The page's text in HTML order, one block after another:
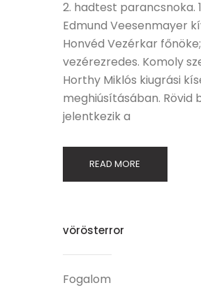
2. hadtest parancsnoka.
Edmund Veesenmayer
Honvéd Vezérkar
vezérezredes. Komoly
Horthy Miklós kiugrási
meghiúsításában. Rövid
jelentkezik a
READ MORE
vörösterror
Fogalom